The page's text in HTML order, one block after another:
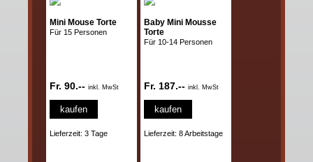
Mini Mouse Torte
Für 15 Personen
Fr. 90.-- inkl. MwSt
kaufen
Lieferzeit: 3 Tage
Baby Mini Mousse
Torte
Für 10-14 Personen
Fr. 187.-- inkl. MwSt
kaufen
Lieferzeit: 8 Arbeitstage